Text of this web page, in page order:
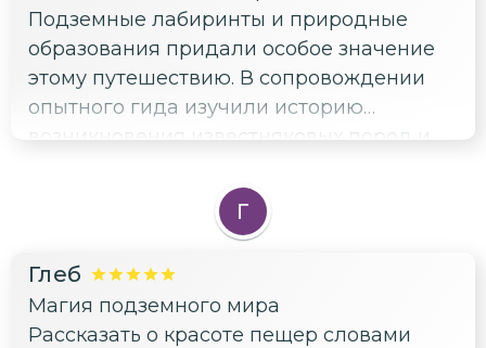
Подземные лабиринты и природные
образования придали особое значение
этому путешествию. В сопровождении
опытного гида изучили историю
возникновения известняковых пород и
внутри пещер. Спасибо Роману за
внимательность и старание обеспечить
Г
Глеб
Магия подземного мира
Рассказать о красоте пещер словами